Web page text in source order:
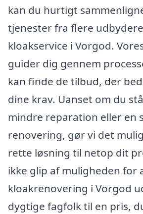
kan du hurtigt
tjenester fra flere
kloakservice i Vorgod.
guider dig gennem
kan finde de tilbud, der
dine krav. Uanset om du
mindre reparation eller en
renovering, gør vi det
rette løsning til netop dit
ikke glip af muligheden for
kloakrenovering i Vorgod
dygtige fagfolk til en pris,